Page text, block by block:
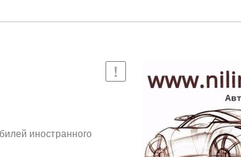
иностранного